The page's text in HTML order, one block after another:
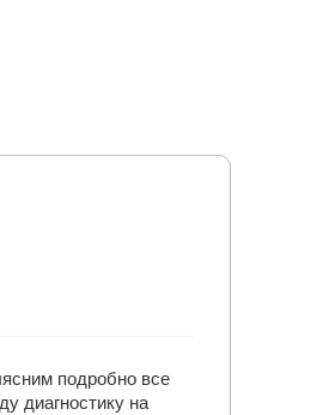
подробно все
диагностику на